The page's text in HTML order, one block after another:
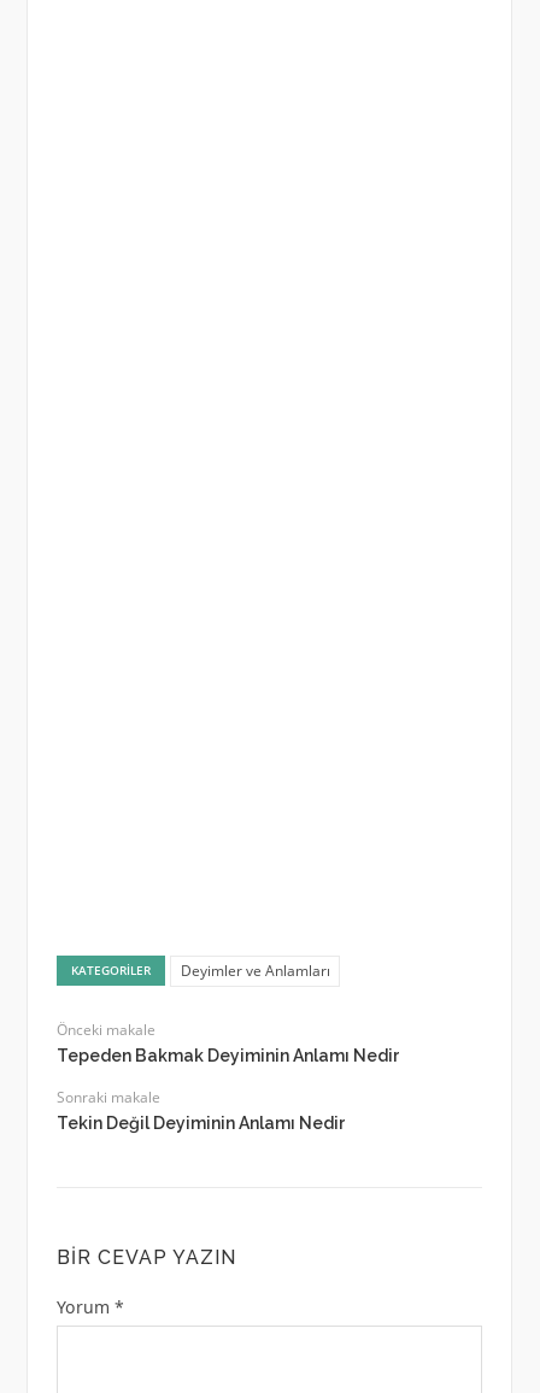
KATEGORILER Deyimler ve Anlamları
Önceki makale
Tepeden Bakmak Deyiminin Anlamı Nedir
Sonraki makale
Tekin Değil Deyiminin Anlamı Nedir
BIR CEVAP YAZIN
Yorum *